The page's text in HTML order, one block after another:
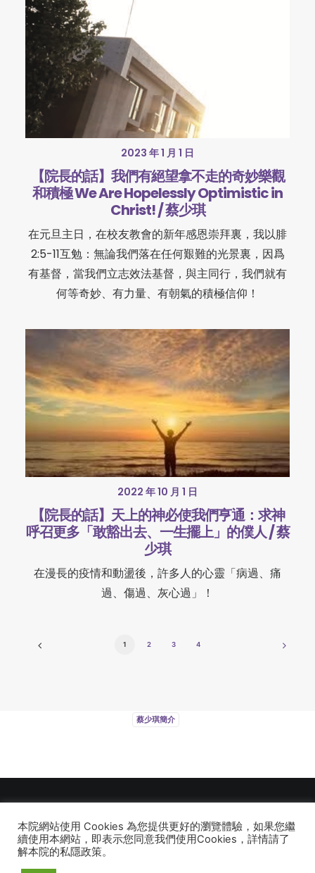
2023 年 1 月 1 日
【院長的話】我們有絕望拿不走的奇妙樂觀
和積極 We Are Hopelessly Optimistic in
Christ! / 蔡少琪
在元旦主日，在校友教會的新年感恩崇拜裏，我以腓
2:5-11互勉：無論我們落在任何艱難的光景裏，因爲
有基督，當我們立志效法基督，與主同行，我們就有
何等奇妙、有力量、有朝氣的積極信仰！
2022 年 10 月 1 日
【院長的話】天上的神必使我們亨通：求神
呼召更多「敢豁出去、一生擺上」的僕人 / 蔡
少琪
在漫長的疫情和動盪後，許多人的心靈「病過、痛
過、傷過、灰心過」！
1 2 3 4
蔡少琪簡介
© 2026 建道神學院Alliance Bible Seminary. All rights reserved
本院網站使用 Cookies 為您提供更好的瀏覽體驗，如果您繼
續使用本網站，即表示您同意我們使用Cookies，詳情請了
解本院的私隱政策。